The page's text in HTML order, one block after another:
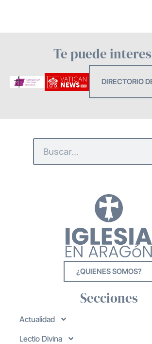
Te puede
DIRECTORIO
¿QUIENES SOMOS?
Secciones
Actualidad
Lectio Divina